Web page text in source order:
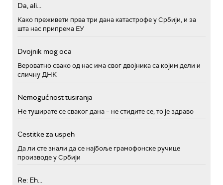
Da, ali...
Како преживети прва три дана катастрофе у Србији, и за
шта нас припрема ЕУ
Dvojnik mog oca
Вероватно свако од нас има свог двојника са којим дели и
сличну ДНК
Nemogućnost tusiranja
Не туширате се сваког дана – не стидите се, то је здраво
Cestitke za uspeh
Да ли сте знали да се најбоље грамофонске ручице
производе у Србији
Re: Eh...